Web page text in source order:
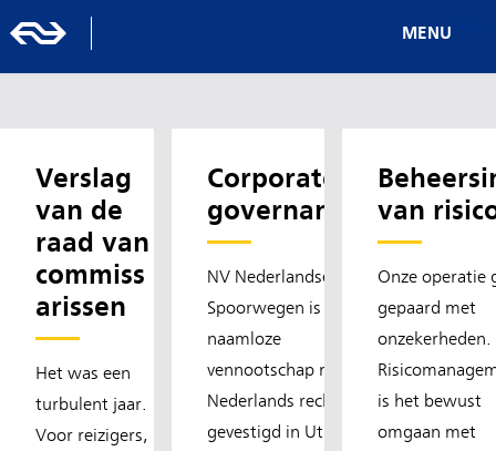
MENU
Verslag
van de
raad van
commiss
arissen
Het was een
turbulent jaar.
Voor reizigers,
Corporate
governance
NV Nederlandse
Spoorwegen is een
naamloze
vennootschap naar
Nederlands recht,
gevestigd in Utrecht.
van
Onze operatie
gepaard met
onzekerheden.
is het bewust
omgaan met